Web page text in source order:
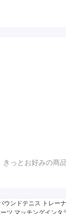
っとお好みの商品